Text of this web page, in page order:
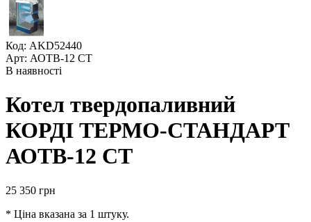
Код: AKD52440
Арт: АОТВ-12 СТ
В наявності
Котел твердопаливний
КОРДІ ТЕРМО-СТАНДАРТ
АОТВ-12 СТ
25 350 грн
* Ціна вказана за 1 штуку.